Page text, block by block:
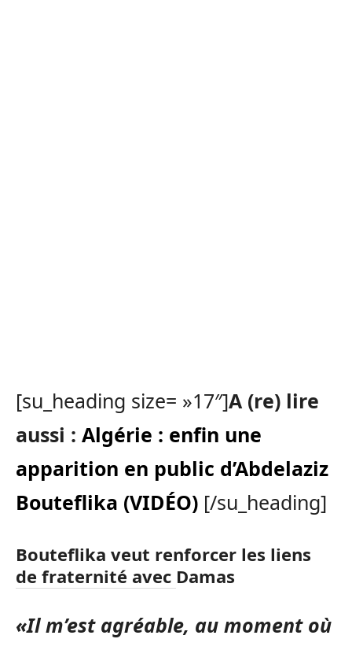
[su_heading size= »17″]A (re) lire
aussi : Algérie : enfin une
apparition en public d’Abdelaziz
Bouteflika (VIDÉO) [/su_heading]
Bouteflika veut renforcer les liens
de fraternité avec Damas
«Il m’est agréable, au moment où